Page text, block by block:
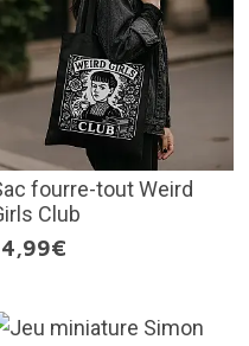
fourre-tout Weird
Club